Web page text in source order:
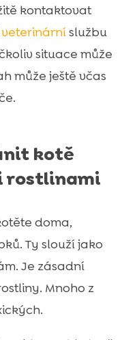
kontaktovat
veterinárníslužbu
situace může
může ještě včas
kotě
rostlinami
doma,
Ty slouží jako
Je zásadní
Mnoho z